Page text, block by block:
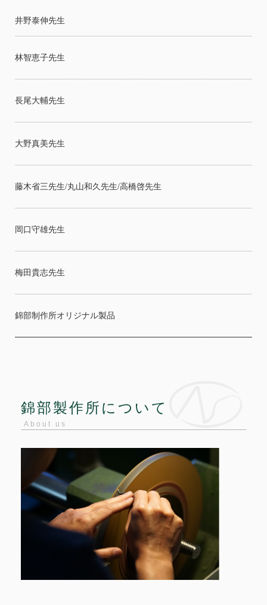
井野泰伸先生
林智恵子先生
長尾大輔先生
大野真美先生
藤木省三先生/丸山和久先生/高橋啓先生
岡口守雄先生
梅田貴志先生
錦部制作所オリジナル製品
錦部製作所について
About us